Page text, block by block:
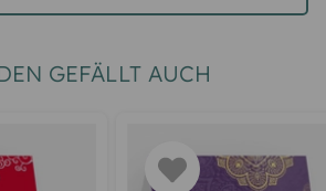
GEFÄLLT AUCH